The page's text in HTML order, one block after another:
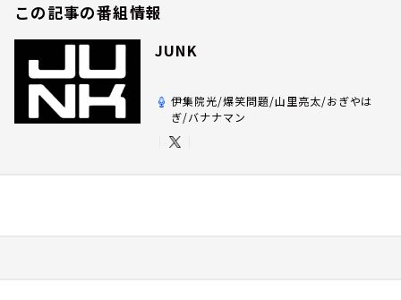
この記事の番組情報
JUNK
伊集院光/爆笑問題/山里亮太/おぎやは
ぎ/バナナマン